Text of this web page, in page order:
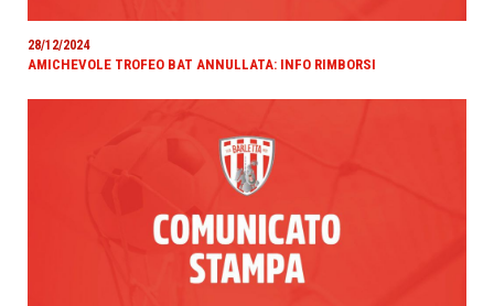
28/12/2024
AMICHEVOLE TROFEO BAT ANNULLATA: INFO RIMBORSI